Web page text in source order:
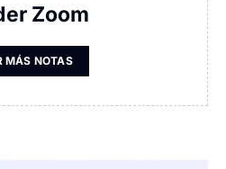
Zoom
MÁS NOTAS